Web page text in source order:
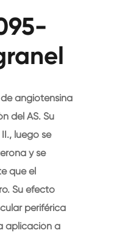
angiotensina
del AS. Su
luego se
y se
que el
Su efecto
periférica
aplicación a